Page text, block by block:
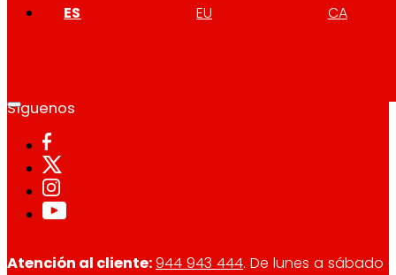
ES EU CA
Síguenos
Atención al cliente:944 943 444. De lunes a sábado